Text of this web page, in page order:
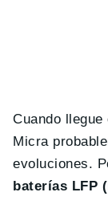
Cuando
Micra
evoluciones.
baterías LFP